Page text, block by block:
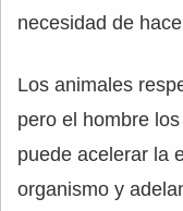
necesidad de
Los animales
pero el hombre
puede acelerar la
organismo y